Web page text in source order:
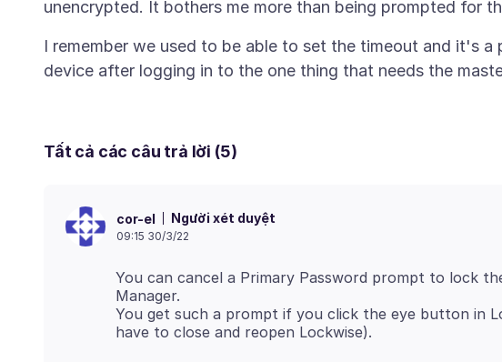
I remember we used to be able to set the timeout and it's
Tất cả các câu trả lời (5)
cor-el Người xét duyệt
09:15 30/3/22
You can cancel a Primary Password prompt to lock
Manager.
You get such a prompt if you click the eye button in